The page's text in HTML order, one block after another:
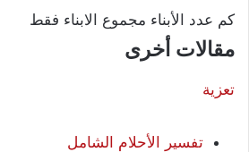
كم عدد الأبناء مجموع الابناء فقط
مقالات أخرى
تعزية
تفسير الأحلام الشامل